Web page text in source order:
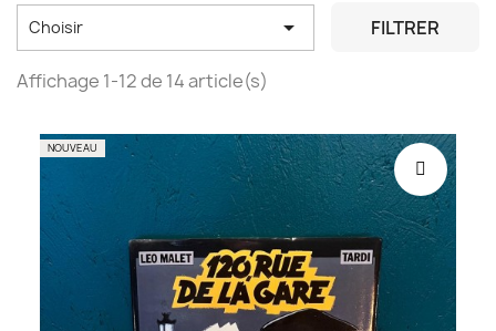
Choisir  FILTRER
Affichage 1-12 de 14 article(s)
NOUVEAU